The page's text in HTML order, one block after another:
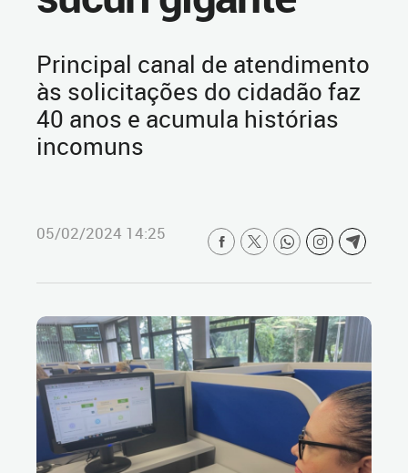
Principal canal de atendimento
às solicitações do cidadão faz
40 anos e acumula histórias
incomuns
05/02/2024 14:25